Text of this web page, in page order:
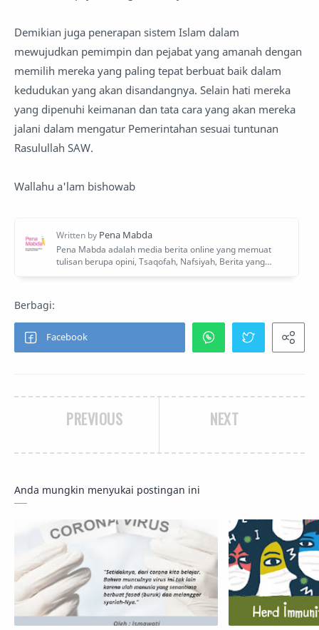
Demikian juga penerapan sistem Islam dalam
mewujudkan pemimpin dan pejabat yang amanah dengan
memilih mereka yang paling tepat berbuat baik dalam
kedudukan yang akan disandangnya. Selain hati mereka
yang dipenuhi keimanan dan tata cara yang akan mereka
jalani dalam mengatur Pemerintahan sesuai tuntunan
Rasulullah SAW.
Wallahu a'lam bishowab
NEXT
PREVIOUS
Anda mungkin menyukai postingan ini